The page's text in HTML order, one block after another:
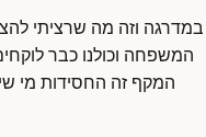
במדרגה וזה מה שרציתי
המשפחה וכולנו כבר
המקף זה החסידות מי